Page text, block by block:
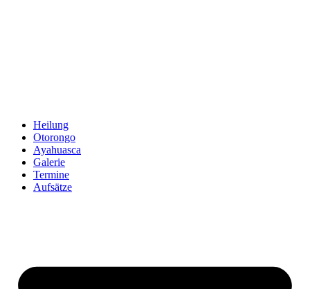
Heilung
Otorongo
Ayahuasca
Galerie
Termine
Aufsätze